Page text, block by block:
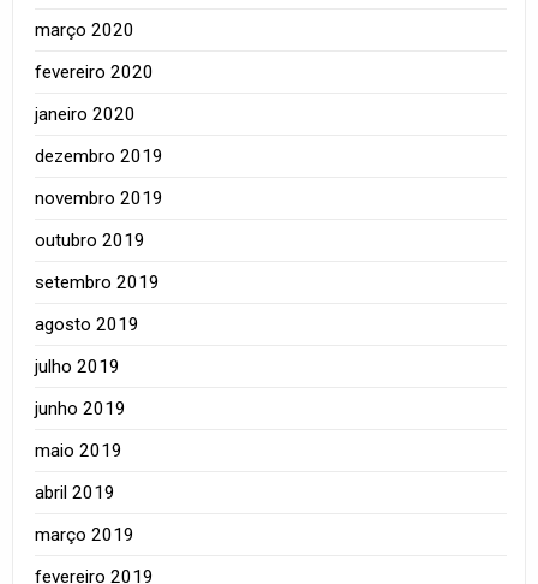
março 2020
fevereiro 2020
janeiro 2020
dezembro 2019
novembro 2019
outubro 2019
setembro 2019
agosto 2019
julho 2019
junho 2019
maio 2019
abril 2019
março 2019
fevereiro 2019